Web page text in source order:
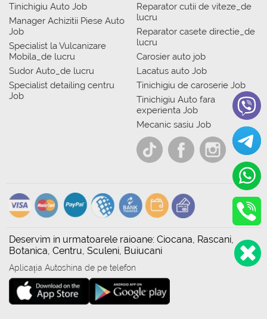
Tinichigiu Auto Job
Manager Achizitii Piese Auto
Job
Specialist la Vulcanizare
Mobila_de lucru
Sudor Auto_de lucru
Specialist detailing centru
Job
Reparator cutii de viteze_de
lucru
Reparator casete directie_de
lucru
Carosier auto job
Lacatus auto Job
Tinichigiu de caroserie Job
Tinichigiu Auto fara
experienta Job
Mecanic sasiu Job
Deservim in urmatoarele raioane: Ciocana, Rascani,
Botanica, Centru, Sculeni, Buiucani
Aplicația Autoshina de pe telefon